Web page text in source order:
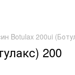
Botulax 200ui
200